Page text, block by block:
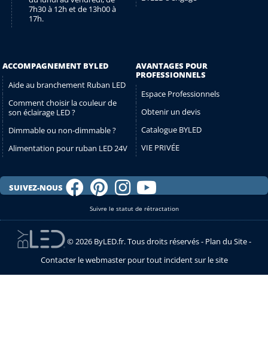
7h30 à 12h et de 13h00 à
17h.
ACCOMPAGNEMENT BYLED
Aide au branchement Ruban LED
Comment choisir la couleur de
son éclairage LED ?
Dimmable ou non-dimmable ?
Alimentation pour ruban LED 24V
AVANTAGES POUR
PROFESSIONNELS
Espace Professionnels
Obtenir un devis
Catalogue BYLED
VIE PRIVÉE
SUIVEZ-NOUS
Suivre le statut de rétractation
© 2026 ByLED.fr. Tous droits réservés - Plan du Site-
Contacter le webmaster pour tout incident sur le site